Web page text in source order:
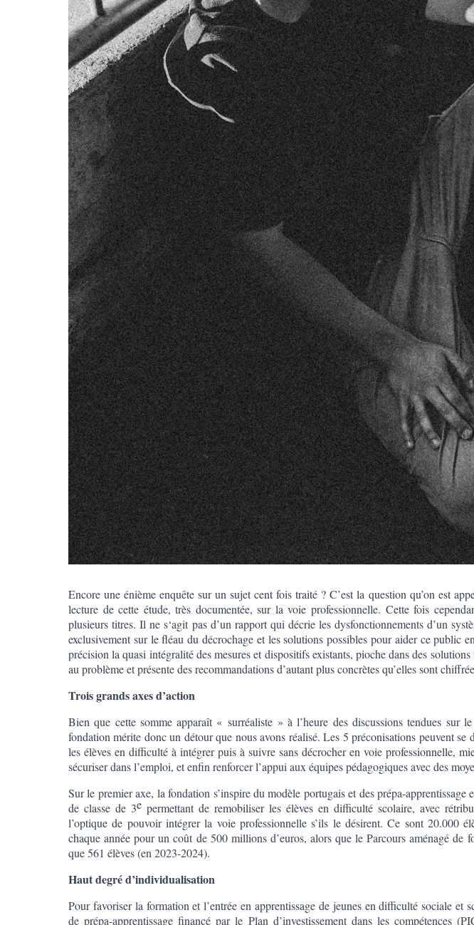
Encore une énième enquête sur un sujet cent fois traité ? C’est la question qu’on est
lecture de cette étude, très documentée, sur la voie professionnelle. Cette fois
plusieurs titres. Il ne s‘agit pas d’un rapport qui décrie les dysfonctionnements d’un
exclusivement sur le fléau du décrochage et les solutions possibles pour aider ce public
précision la quasi intégralité des mesures et dispositifs existants, pioche dans des
au problème et présente des recommandations d’autant plus concrètes qu’elles sont
Trois grands axes d’action
Bien que cette somme apparaît « surréaliste » à l’heure des discussions tendues sur
fondation mérite donc un détour que nous avons réalisé. Les 5 préconisations peuvent
les élèves en difficulté à intégrer puis à suivre sans décrocher en voie professionnelle,
sécuriser dans l’emploi, et enfin renforcer l’appui aux équipes pédagogiques avec des
Sur le premier axe, la fondation s’inspire du modèle portugais et des prépa-
de classe de 3e permettant de remobiliser les élèves en difficulté scolaire, avec
l’optique de pouvoir intégrer la voie professionnelle s’ils le désirent. Ce sont 20.000
chaque année pour un coût de 500 millions d’euros, alors que le Parcours aménagé de
que 561 élèves (en 2023-2024).
Haut degré d’individualisation
Pour favoriser la formation et l’entrée en apprentissage de jeunes en difficulté sociale et
de prépa-apprentissage financé par le Plan d’investissement dans les compétences